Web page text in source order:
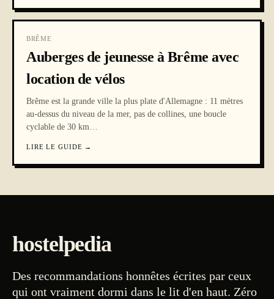
BRÊME
Auberges de jeunesse à Brême avec
location de vélos
Brême est la grande ville la plus plate d'Allemagne : 11 mètres
au-dessus du niveau de la mer, pas de collines, une boucle
cyclable de 30 km…
LIRE LE GUIDE →
hostelpedia
Des recommandations honnêtes écrites par ceux
qui ont vraiment dormi dans le lit d'en haut. Zéro